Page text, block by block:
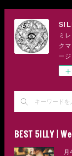
ミ
ク
ー
BEST 5ILLY |